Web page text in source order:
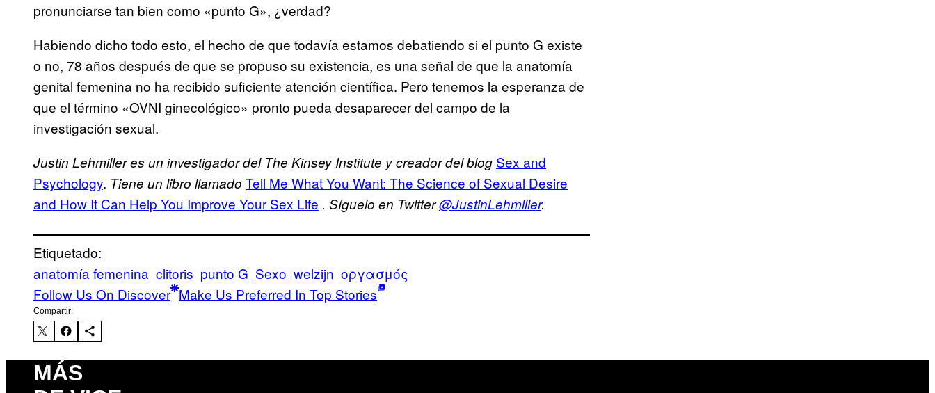
pronunciarse tan bien como «punto G», ¿verdad?
Habiendo dicho todo esto, el hecho de que todavía estamos debatiendo si el punto G existe
o no, 78 años después de que se propuso su existencia, es una señal de que la anatomía
genital femenina no ha recibido suficiente atención científica. Pero tenemos la esperanza de
que el término «OVNI ginecológico» pronto pueda desaparecer del campo de la
investigación sexual.
Justin Lehmiller es un investigador del The Kinsey Institute y creador del blog Sex and
Psychology. Tiene un libro llamado Tell Me What You Want: The Science of Sexual Desire
and How It Can Help You Improve Your Sex Life . Síguelo en Twitter@JustinLehmiller.
Etiquetado:
anatomía femenina clitoris punto G Sexo welzijn οργασμός
Follow Us On Discover Make Us Preferred In Top Stories
Compartir:
MÁS